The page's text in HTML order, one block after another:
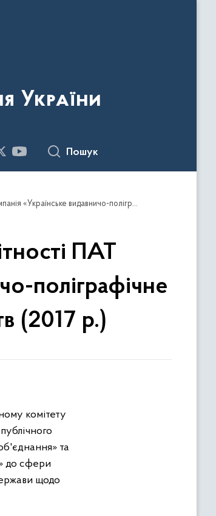
України
Пошук
Технічне завдання на аудит річної фінансової звітності ПАТ «Державна акціонерна компанія «Українське видавничо-поліграфічне об'єднання» та його корпоративних підприємств (2017 р.)
ПАТ
поліграфічне
(2017 р.)
комітету
та
до сфери
щодо